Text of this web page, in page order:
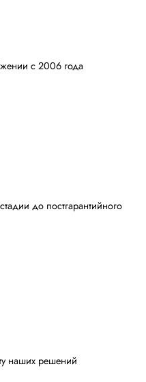
с 2006 года
до постгарантийного
наших решений